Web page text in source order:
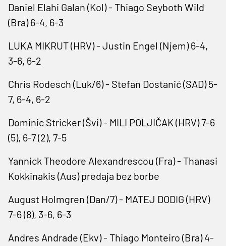
Daniel Elahi Galan (Kol) - Thiago Seyboth Wild
(Bra) 6-4, 6-3
LUKA MIKRUT (HRV) - Justin Engel (Njem) 6-4,
3-6, 6-2
Chris Rodesch (Luk/6) - Stefan Dostanić (SAD) 5-
7, 6-4, 6-2
Dominic Stricker (Švi) - MILI POLJIČAK (HRV) 7-6
(5), 6-7 (2), 7-5
Yannick Theodore Alexandrescou (Fra) - Thanasi
Kokkinakis (Aus) predaja bez borbe
August Holmgren (Dan/7) - MATEJ DODIG (HRV)
7-6 (8), 3-6, 6-3
Andres Andrade (Ekv) - Thiago Monteiro (Bra) 4-